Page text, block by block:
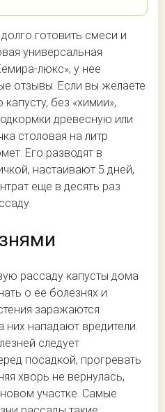
готовить смеси и
универсальная
люкс», у нее
отзывы. Если вы желаете
без «химии»,
древесную или
столовая на литр
Его разводят в
настаивают 5 дней,
еще в десять раз
рассаду капусты дома
о ее болезнях и
заражаются
них нападают вредители.
следует
посадкой, прогревать
хворь не вернулась,
участке. Самые